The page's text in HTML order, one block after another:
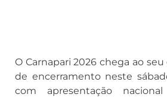
O Carnapari 2026 chega ao
de encerramento neste
com apresentação